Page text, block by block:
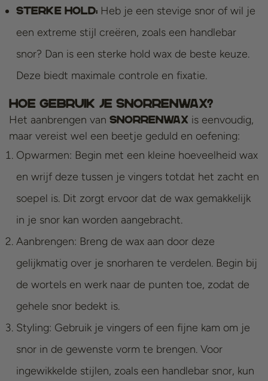
Sterke hold: Heb je een stevige snor of wil je
een extreme stijl creëren, zoals een handlebar
snor? Dan is een sterke hold wax de beste keuze.
Deze biedt maximale controle en fixatie.
Hoe Gebruik Je Snorrenwax?
Het aanbrengen van snorrenwax is eenvoudig,
maar vereist wel een beetje geduld en oefening:
Opwarmen: Begin met een kleine hoeveelheid wax
en wrijf deze tussen je vingers totdat het zacht en
soepel is. Dit zorgt ervoor dat de wax gemakkelijk
in je snor kan worden aangebracht.
Aanbrengen: Breng de wax aan door deze
gelijkmatig over je snorharen te verdelen. Begin bij
de wortels en werk naar de punten toe, zodat de
gehele snor bedekt is.
Styling: Gebruik je vingers of een fijne kam om je
snor in de gewenste vorm te brengen. Voor
ingewikkelde stijlen, zoals een handlebar snor, kun